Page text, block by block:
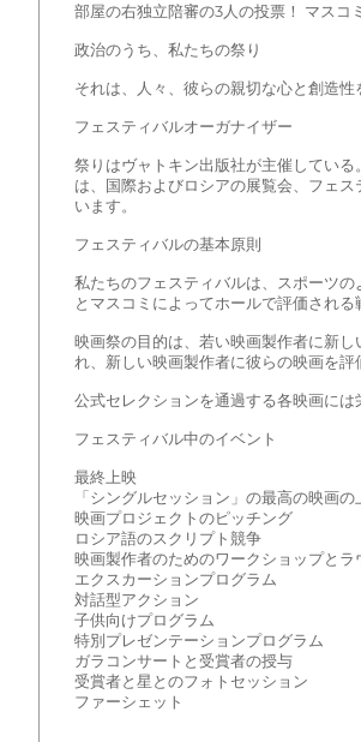
部屋の右独立陪審の3人の投票！ マスコ
政治のうち、私たちの祭り
それは、人々、彼らの親切な心と創造
フェスティバルオーガナイザー
祭りはヴャトキン出版社が主催してい
は、国際およびロシアの展覧会、フェ
います。
フェスティバルの基本原則
私たちのフェスティバルは、スポーツ
とマスコミによってホールで評価される
映画祭の目的は、若い映画製作者に新
れ、新しい映画製作者に彼らの映画を
公式セレクションを通過する各映画に
フェスティバル中のイベント
最終上映
「シングルセッション」の最高の映画
映画プロジェクトのピッチング
ロシア語のスクリプト競争
映画製作者のためのワークショップとラ
エクスカーションプログラム
対話型アクション
子供向けプログラム
特別プレゼンテーションプログラム
ガラコンサートと受賞者の授与
受賞者と星とのフォトセッション
ファーシェット